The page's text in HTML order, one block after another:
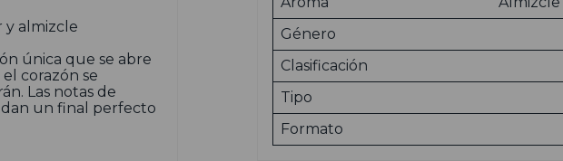
y almizcle
única que se abre
corazón se
Las notas de
un final perfecto
Género
Clasificación
Tipo
Formato